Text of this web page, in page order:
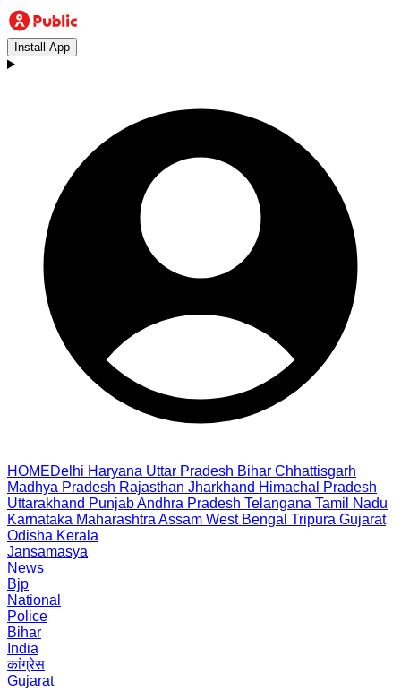
Install App
HOMEDelhi Haryana Uttar Pradesh Bihar Chhattisgarh
Madhya Pradesh Rajasthan Jharkhand Himachal Pradesh
Uttarakhand PunjabAndhra Pradesh Telangana Tamil Nadu
Karnataka Maharashtra Assam West Bengal Tripura Gujarat
Odisha Kerala
Jansamasya
News
Bjp
National
Police
Bihar
India
कांग्रेस
Gujarat